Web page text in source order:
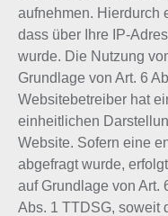
aufnehmen. Hierdurch
dass über Ihre IP-
wurde. Die Nutzung
Grundlage von Art. 6
Websitebetreiber hat
einheitlichen
Website. Sofern eine
abgefragt wurde,
auf Grundlage von Art.
Abs. 1 TTDSG, soweit